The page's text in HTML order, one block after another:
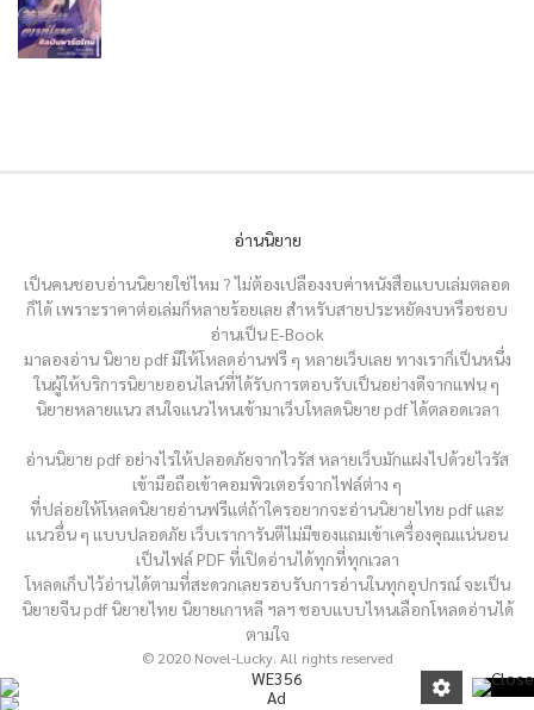
อ่านนิยาย
เป็นคนชอบอ่านนิยายใช่ไหม ? ไม่ต้องเปลืองงบค่าหนังสือแบบเล่มตลอด
ก็ได้ เพราะราคาต่อเล่มก็หลายร้อยเลย สำหรับสายประหยัดงบหรือชอบ
อ่านเป็น E-Book
มาลองอ่าน นิยาย pdf มีให้โหลดอ่านฟรี ๆ หลายเว็บเลย ทางเราก็เป็นหนึ่ง
ในผู้ให้บริการนิยายออนไลน์ที่ได้รับการตอบรับเป็นอย่างดีจากแฟน ๆ
นิยายหลายแนว สนใจแนวไหนเข้ามาเว็บโหลดนิยาย pdf ได้ตลอดเวลา
อ่านนิยาย pdf อย่างไรให้ปลอดภัยจากไวรัส หลายเว็บมักแฝงไปด้วยไวรัส
เข้ามือถือเข้าคอมพิวเตอร์จากไฟล์ต่าง ๆ
ที่ปล่อยให้โหลดนิยายอ่านฟรีแต่ถ้าใครอยากจะอ่านนิยายไทย pdf และ
แนวอื่น ๆ แบบปลอดภัย เว็บเราการันตีไม่มีของแถมเข้าเครื่องคุณแน่นอน
เป็นไฟล์ PDF ที่เปิดอ่านได้ทุกที่ทุกเวลา
โหลดเก็บไว้อ่านได้ตามที่สะดวกเลยรอบรับการอ่านในทุกอุปกรณ์ จะเป็น
นิยายจีน pdf นิยายไทย นิยายเกาหลี ฯลฯ ชอบแบบไหนเลือกโหลดอ่านได้
ตามใจ
© 2020 Novel-Lucky. All rights reserved